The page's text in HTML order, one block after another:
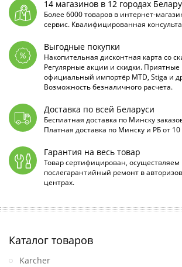
14 магазинов в 12 городах
Более 6000 товаров в интернет-
сервис. Квалифицированная
Выгодные покупки
Накопительная дисконтная карта со
Регулярные акции и скидки.
официальный импортёр MTD, Stiga и
Возможность безналичного расчета.
Доставка по всей Беларуси
Бесплатная доставка по Минску
Платная доставка по Минску и РБ от
Гарантия на весь товар
Товар сертифицирован,
послегарантийный ремонт в
центрах.
Каталог товаров
Karcher